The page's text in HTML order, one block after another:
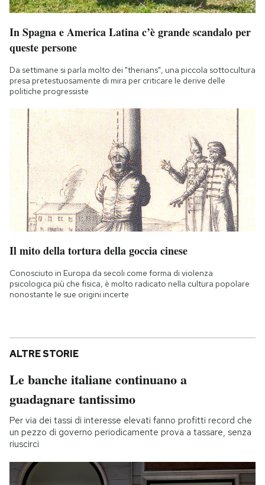
In Spagna e America Latina c’è grande scandalo per
queste persone
Da settimane si parla molto dei "therians", una piccola sottocultura
presa pretestuosamente di mira per criticare le derive delle
politiche progressiste
Il mito della tortura della goccia cinese
Conosciuto in Europa da secoli come forma di violenza
psicologica più che fisica, è molto radicato nella cultura popolare
nonostante le sue origini incerte
ALTRE STORIE
Le banche italiane continuano a
guadagnare tantissimo
Per via dei tassi di interesse elevati fanno profitti record che
un pezzo di governo periodicamente prova a tassare, senza
riuscirci